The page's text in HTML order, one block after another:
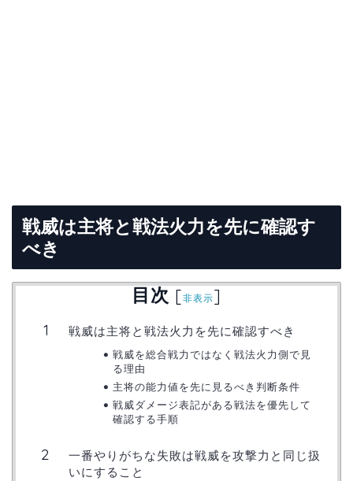
戦威は主将と戦法火力を先に確認す
べき
目次 [非表示]
戦威は主将と戦法火力を先に確認すべき
戦威を総合戦力ではなく戦法火力側で見
る理由
主将の能力値を先に見るべき判断条件
戦威ダメージ表記がある戦法を優先して
確認する手順
一番やりがちな失敗は戦威を攻撃力と同じ扱
いにすること